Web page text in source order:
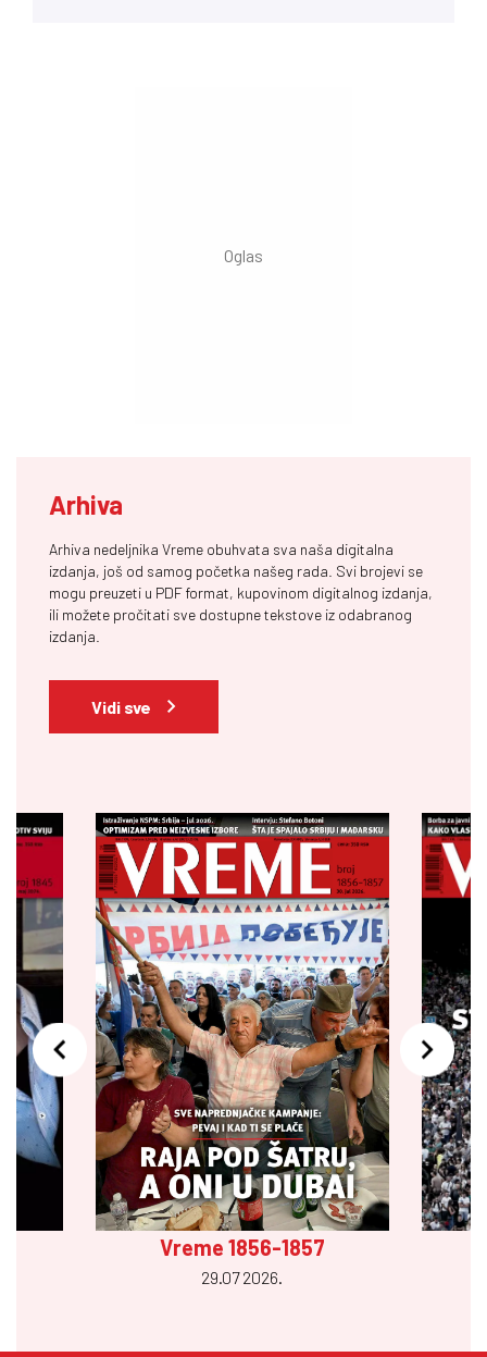
Arhiva
Arhiva nedeljnika Vreme obuhvata sva naša digitalna
izdanja, još od samog početka našeg rada. Svi brojevi se
mogu preuzeti u PDF format, kupovinom digitalnog izdanja,
ili možete pročitati sve dostupne tekstove iz odabranog
izdanja.
Vidi sve
Vreme 1856-1857
29.07 2026.